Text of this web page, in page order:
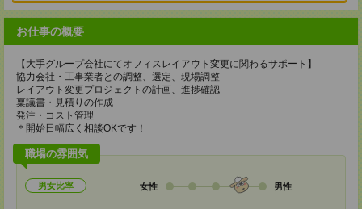
お仕事の概要
【大手グループ会社にてオフィスレイアウト変更に関わるサポート】
協力会社・工事業者との調整、選定、現場調整
レイアウト変更プロジェクトの計画、進捗確認
稟議書・見積りの作成
発注・コスト管理
＊開始日幅広く相談OKです！
職場の雰囲気
男女比率 女性 男性